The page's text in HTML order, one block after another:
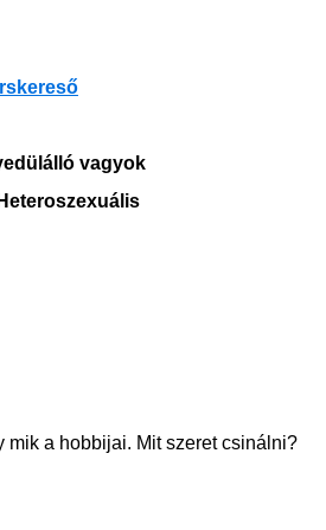
vagyok
Heteroszexuális
mik a hobbijai. Mit szeret csinálni?